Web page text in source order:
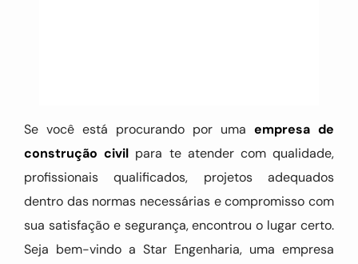
Se você está procurando por uma empresa de
construção civil para te atender com qualidade,
profissionais qualificados, projetos adequados
dentro das normas necessárias e compromisso com
sua satisfação e segurança, encontrou o lugar certo.
Seja bem-vindo a Star Engenharia, uma empresa